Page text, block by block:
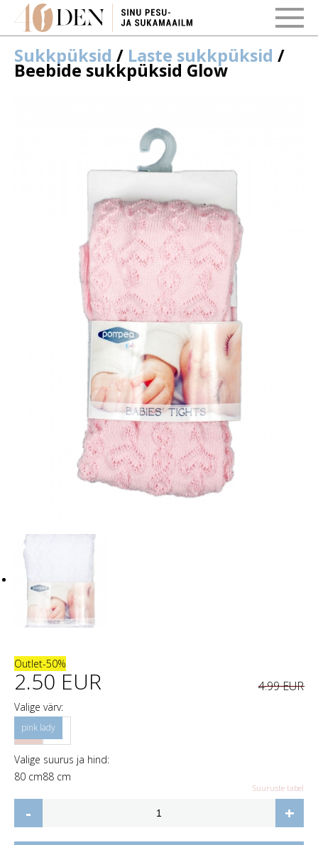
Sukkpüksid / Laste sukkpüksid /
Beebide sukkpüksid Glow
Outlet-50%
4.99 EUR
2.50 EUR
Valige värv:
Valige suurus ja hind:
80 cm88 cm
Suuruste tabel
- +